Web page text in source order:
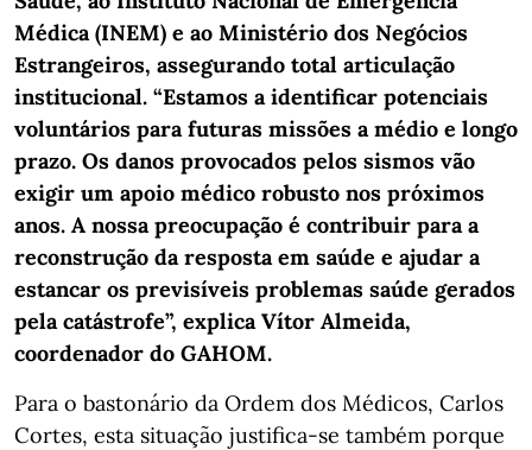
Médica (INEM) e ao Ministério dos Negócios
Estrangeiros, assegurando total articulação
institucional. “Estamos a identificar potenciais
voluntários para futuras missões a médio e longo
prazo. Os danos provocados pelos sismos vão
exigir um apoio médico robusto nos próximos
anos. A nossa preocupação é contribuir para a
reconstrução da resposta em saúde e ajudar a
estancar os previsíveis problemas saúde gerados
pela catástrofe”, explica Vítor Almeida,
coordenador do GAHOM.
Para o bastonário da Ordem dos Médicos, Carlos
Cortes, esta situação justifica-se também porque